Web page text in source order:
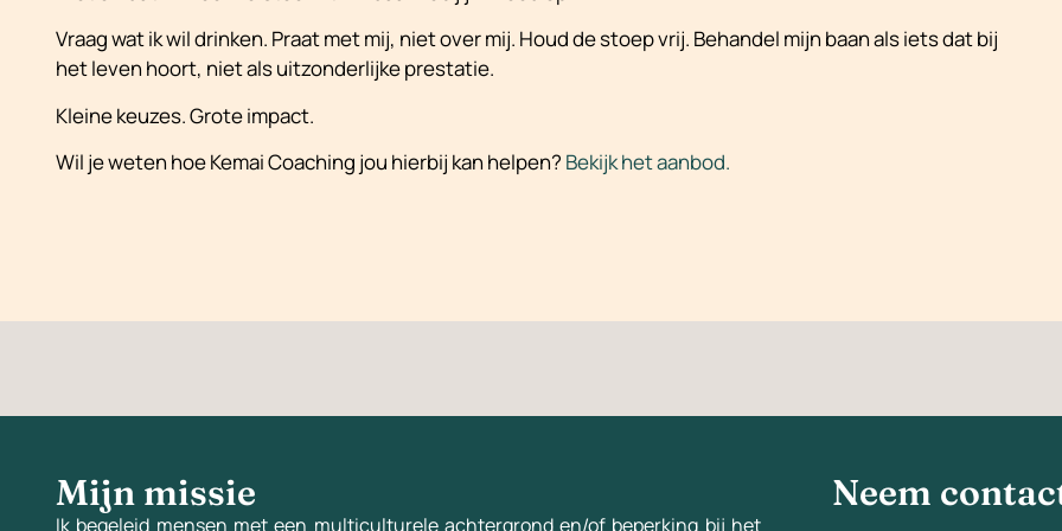
Vraag wat ik wil drinken. Praat met mij, niet over mij. Houd de stoep vrij. Behandel mijn baan als iets dat bij
het leven hoort, niet als uitzonderlijke prestatie.
Kleine keuzes. Grote impact.
Wil je weten hoe Kemai Coaching jou hierbij kan helpen? Bekijk het aanbod.
Mijn missie
Ik begeleid mensen met een multiculturele achtergrond en/of beperking bij het
Neem